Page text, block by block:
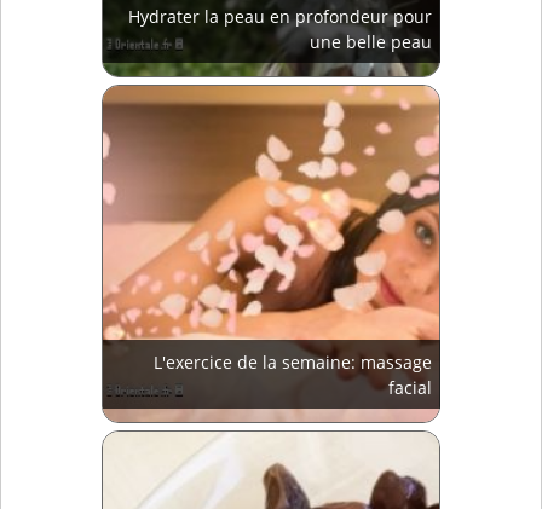
Hydrater la peau en profondeur pour
une belle peau
L'exercice de la semaine: massage
facial